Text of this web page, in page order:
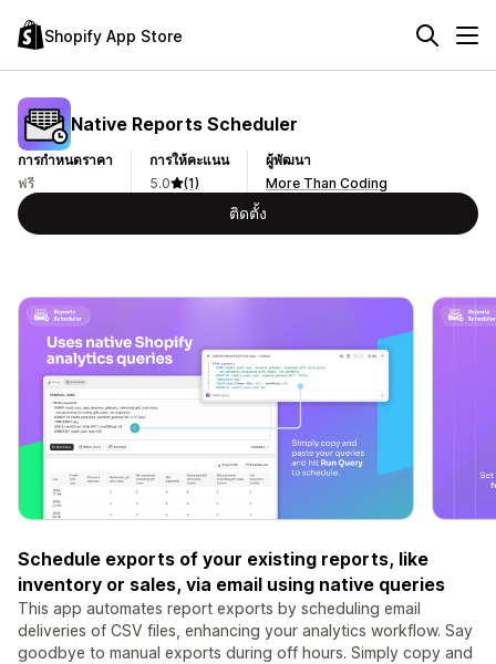
Shopify App Store
Native Reports Scheduler
การกำหนดราคา
ฟรี
การให้คะแนน
5.0
(1)
ผู้พัฒนา
More Than Coding
ติดตั้ง
Schedule exports of your existing reports, like
inventory or sales, via email using native queries
This app automates report exports by scheduling email
deliveries of CSV files, enhancing your analytics workflow. Say
goodbye to manual exports during off hours. Simply copy and